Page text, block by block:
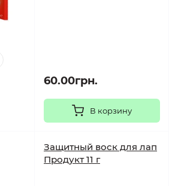
60.00грн.
В корзину
Защитный воск для лап
Продукт 11 г